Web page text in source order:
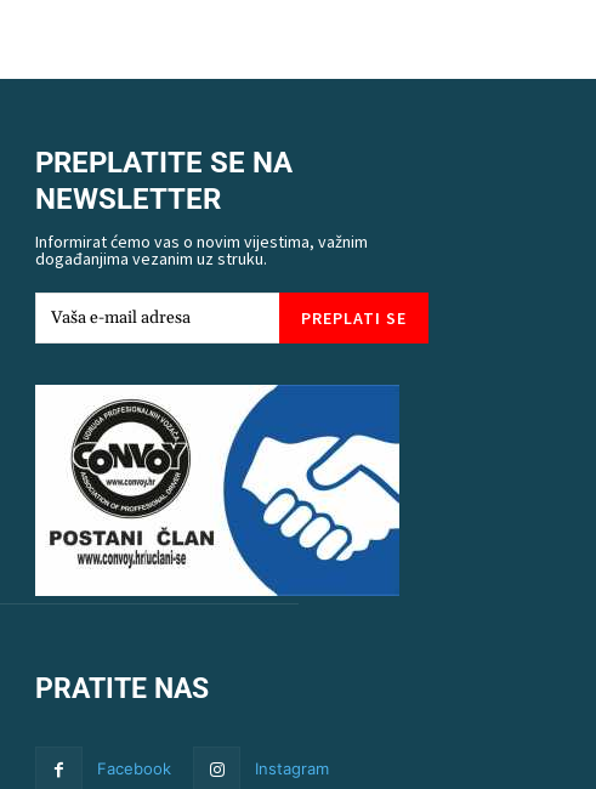
PREPLATITE SE NA
NEWSLETTER
Informirat ćemo vas o novim vijestima, važnim
događanjima vezanim uz struku.
PREPLATI SE
PRATITE NAS
Facebook Instagram